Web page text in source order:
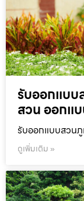
รับออกแบบ
สวน ออกแ
รับออกแบบสวน
ดูเพิ่มเติม »